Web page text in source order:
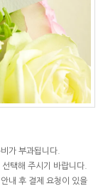
가 부과됩니다.
택해 주시기 바랍니다.
내 후 결제 요청이 있을